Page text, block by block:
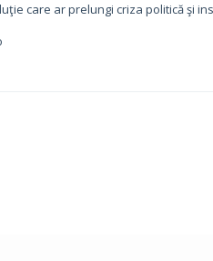
care ar prelungi criza politică şi